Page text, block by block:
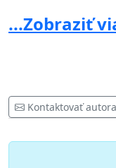
bezprostredných
Kisdyho v
a urýchlene
nachádzajúce sa
...Zobraziť
Kontaktovať